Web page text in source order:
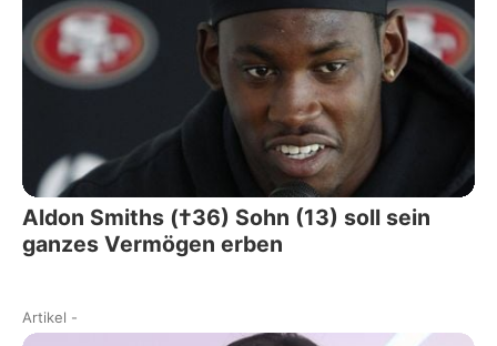
Aldon Smiths (†36) Sohn (13) soll sein
ganzes Vermögen erben
Artikel -